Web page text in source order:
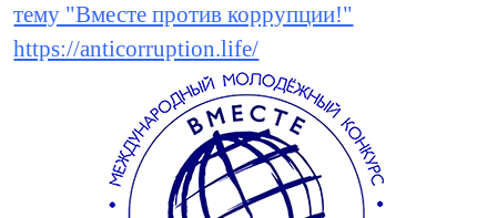
тему "Вместе против коррупции!"
https://anticorruption.life/